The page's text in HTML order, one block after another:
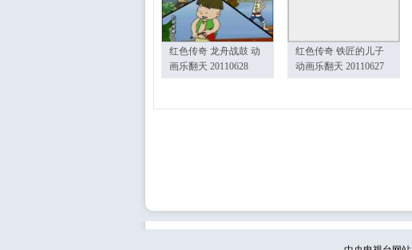
红色传奇 龙舟战鼓 动
画乐翻天 20110628
红色传奇 铁匠的儿子
动画乐翻天 20110627